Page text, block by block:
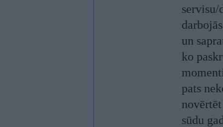
servisu/
un
ko
pats
sūdu